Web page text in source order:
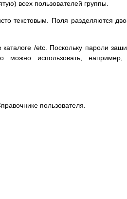
всех пользователей группы.
текстовым. Поля разделяются
каталоге /etc. Поскольку пароли
можно использовать,
пользователя.